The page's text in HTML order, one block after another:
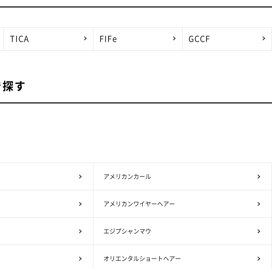
TICA FIFe GCCF
す
アメリカンカール
アメリカンワイヤーヘアー
エジプシャンマウ
オリエンタルショートヘアー